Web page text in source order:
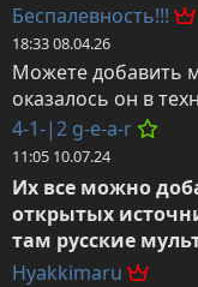
Беспалевность!!!
18:33 08.04.26
Можете добавить
оказалось он в
4-1-|2 g-e-a-r
11:05 10.07.24
Их все можно
открытых
там русские
Hyakkimaru